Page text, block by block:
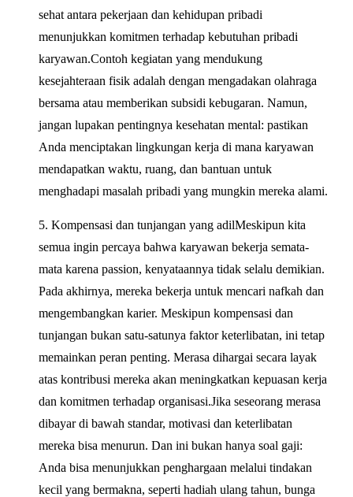
sehat antara pekerjaan dan kehidupan pribadi
menunjukkan komitmen terhadap kebutuhan pribadi
karyawan.Contoh kegiatan yang mendukung
kesejahteraan fisik adalah dengan mengadakan olahraga
bersama atau memberikan subsidi kebugaran. Namun,
jangan lupakan pentingnya kesehatan mental: pastikan
Anda menciptakan lingkungan kerja di mana karyawan
mendapatkan waktu, ruang, dan bantuan untuk
menghadapi masalah pribadi yang mungkin mereka alami.
5. Kompensasi dan tunjangan yang adilMeskipun kita
semua ingin percaya bahwa karyawan bekerja semata-
mata karena passion, kenyataannya tidak selalu demikian.
Pada akhirnya, mereka bekerja untuk mencari nafkah dan
mengembangkan karier. Meskipun kompensasi dan
tunjangan bukan satu-satunya faktor keterlibatan, ini tetap
memainkan peran penting. Merasa dihargai secara layak
atas kontribusi mereka akan meningkatkan kepuasan kerja
dan komitmen terhadap organisasi.Jika seseorang merasa
dibayar di bawah standar, motivasi dan keterlibatan
mereka bisa menurun. Dan ini bukan hanya soal gaji:
Anda bisa menunjukkan penghargaan melalui tindakan
kecil yang bermakna, seperti hadiah ulang tahun, bunga